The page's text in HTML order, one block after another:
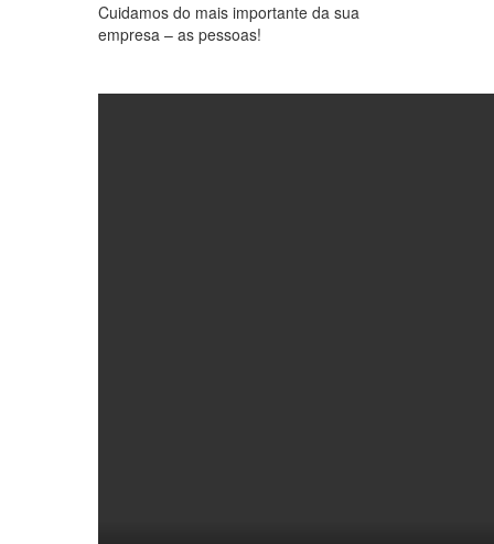
Cuidamos do mais importante da sua
empresa – as pessoas!